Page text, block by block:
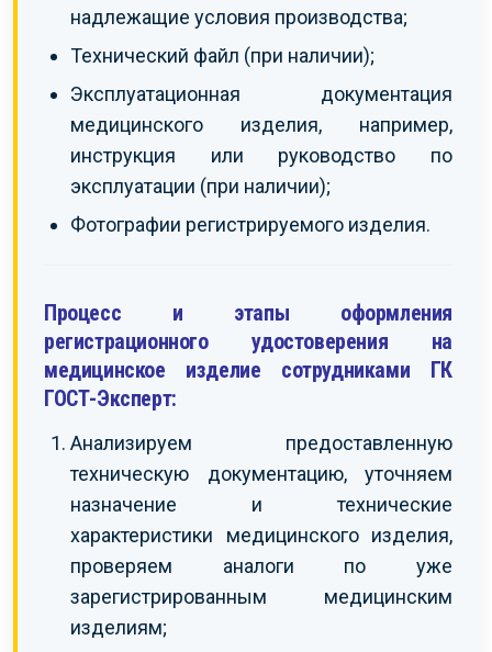
надлежащие условия производства;
Технический файл (при наличии);
Эксплуатационная документация
медицинского изделия, например,
инструкция или руководство по
эксплуатации (при наличии);
Фотографии регистрируемого изделия.
Процесс и этапы оформления
регистрационного удостоверения на
медицинское изделие сотрудниками ГК
ГОСТ-Эксперт:
Анализируем предоставленную
техническую документацию, уточняем
назначение и технические
характеристики медицинского изделия,
проверяем аналоги по уже
зарегистрированным медицинским
изделиям;